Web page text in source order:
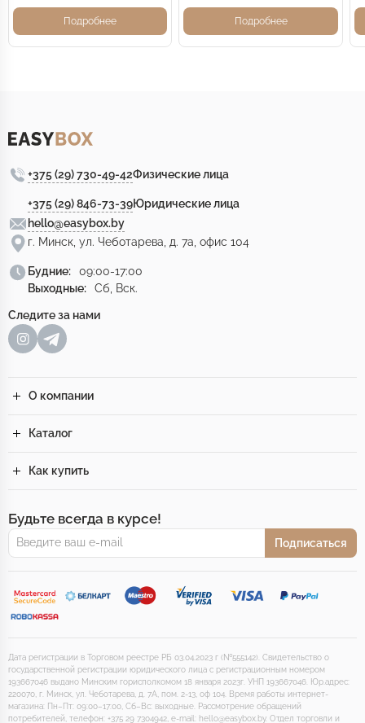
Подробнее Подробнее
+375 (29) 730-49-42Физические лица
+375 (29) 846-73-39Юридические лица
hello@easybox.by
г. Минск, ул. Чеботарева, д. 7а, офис 104
Будние:
09:00-17:00
Выходные:
Сб, Вск.
Следите за нами
О компании
Каталог
Как купить
Будьте всегда в курсе!
Подписаться
Дата регистрации в Торговом реестре РБ 03.04.2023 г (№555142). Свидетельство о
государственной регистрации юридического лица с регистрационным номером
193667046 выдано Минским горисполкомом 18 января 2023г. УНП 193667046. Юр.адрес:
220070, г. Минск, ул. Чеботарева, д. 7А, пом. 2-13, оф 104. Время работы интернет-
магазина: Пн–Пт: 09:00–17:00, Сб–Вс: выходные. Рассмотрение обращений
потребителей, телефон: +375 29 7304942, e-mail: hello@easybox.by. Отдел торговли и